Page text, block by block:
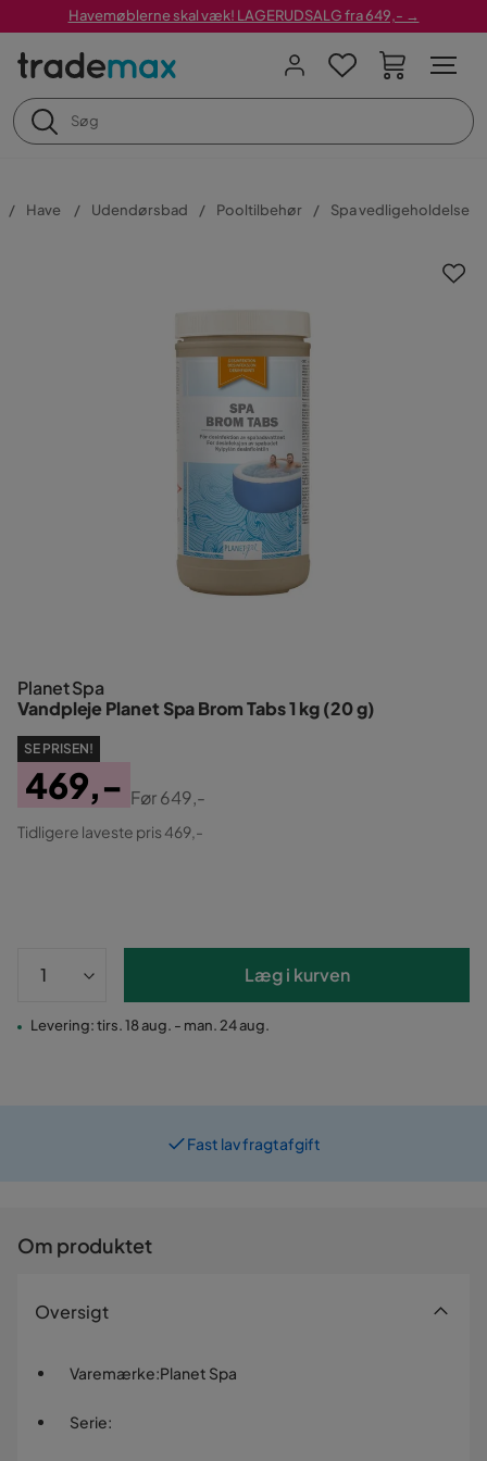
Havemøblerne skal væk! LAGERUDSALG fra 649,- →
Have Udendørsbad Pooltilbehør Spa vedligeholdelse
Planet Spa
Vandpleje Planet Spa Brom Tabs 1 kg (20 g)
SE PRISEN!
Pris
469,-
Original
Før649,-
Tidligere laveste pris 469,-
Læg i kurven
Levering: tirs. 18 aug. - man. 24 aug.
Om produktet
Oversigt
Varemærke:Planet Spa
Serie: